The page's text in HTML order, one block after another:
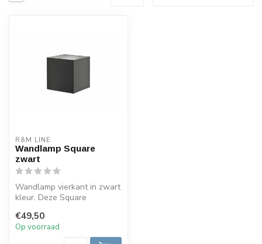
R&M LINE
Wandlamp Square
zwart
Wandlamp vierkant in zwart
kleur. Deze Square
aluminium...
€49,50
Op voorraad